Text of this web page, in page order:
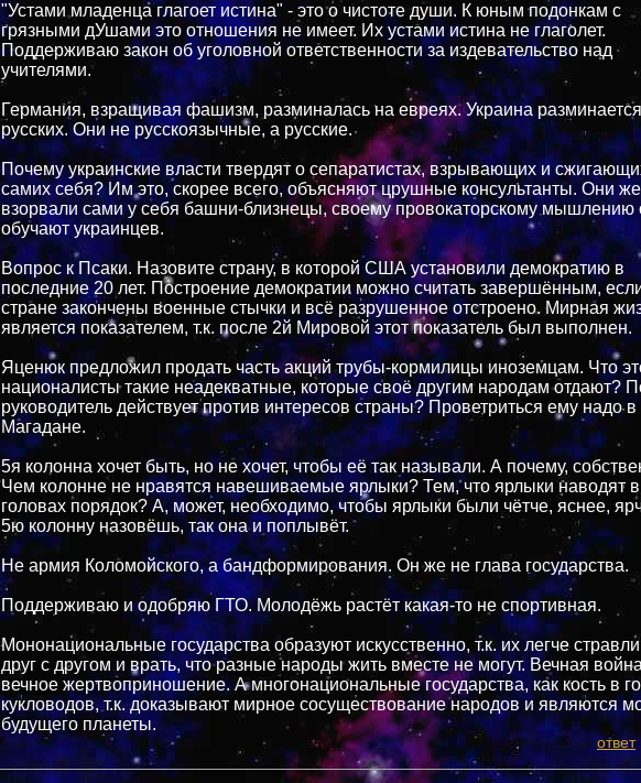
"Устами младенца глагоет истина" - это о чистоте души. К юным подонкам с
грязными дУшами это отношения не имеет. Их устами истина не глаголет.
Поддерживаю закон об уголовной ответственности за издевательство над
учителями.
Германия, взращивая фашизм, разминалась на евреях. Украина
русских. Они не русскоязычные, а русские.
Почему украинские власти твердят о сепаратистах, взрывающих и
самих себя? Им это, скорее всего, объясняют црушные консультанты. Они же
взорвали сами у себя башни-близнецы, своему провокаторскому мышлению
обучают украинцев.
Вопрос к Псаки. Назовите страну, в которой США установили демократию в
последние 20 лет. Построение демократии можно считать завершённым,
стране закончены военные стычки и всё разрушенное отстроено. Мирная
является показателем, т.к. после 2й Мировой этот показатель был выполнен.
Яценюк предложил продать часть акций трубы-кормилицы иноземцам. Что
националисты такие неадекватные, которые своё другим народам отдают?
руководитель действует против интересов страны? Проветриться ему надо в
Магадане.
5я колонна хочет быть, но не хочет, чтобы её так называли. А почему,
Чем колонне не нравятся навешиваемые ярлыки? Тем, что ярлыки наводят в
головах порядок? А, может, необходимо, чтобы ярлыки были чётче, яснее,
5ю колонну назовёшь, так она и поплывёт.
Не армия Коломойского, а бандформирования. Он же не глава государства.
Поддерживаю и одобряю ГТО. Молодёжь растёт какая-то не спортивная.
Мононациональные государства образуют искусственно, т.к. их легче
друг с другом и врать, что разные народы жить вместе не могут. Вечная
вечное жертвоприношение. А многонациональные государства, как кость в
кукловодов, т.к. доказывают мирное сосуществование народов и являются
будущего планеты.
ответ